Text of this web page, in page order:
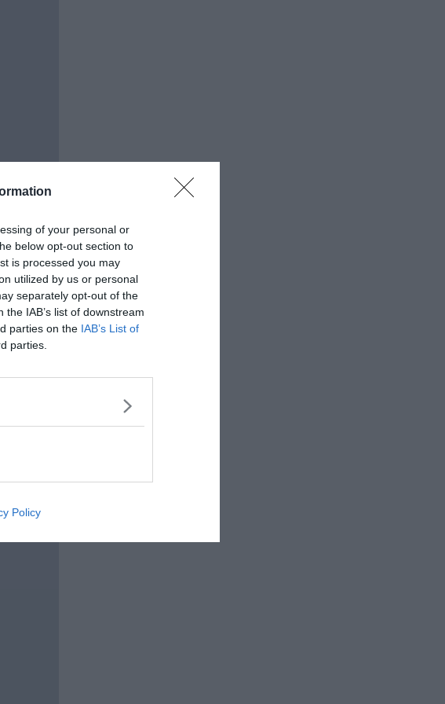
of your personal or
below opt-out section to
is processed you may
utilized by us or personal
separately opt-out of the
IAB’s list of downstream
parties on the IAB’s List of
parties.
Policy